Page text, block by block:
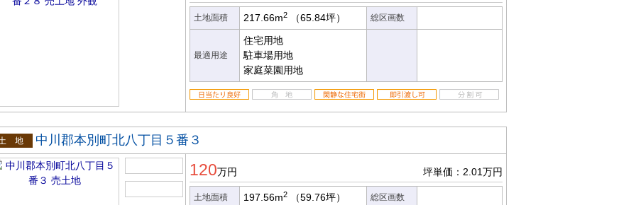
土地面積 217.66m2 （65.84坪） 総区画数
最適用途
住宅用地
駐車場用地
家庭菜園用地
地
中川郡本別町北八丁目５番３
120万円 坪単価：2.01万円
土地面積 197.56m2 （59.76坪） 総区画数